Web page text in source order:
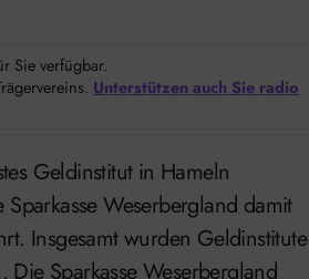
Sie verfügbar.
Unterstützen auch Sie radio
Weserbergland damit
Insgesamt wurden Geldinstitute
Sparkasse Weserbergland